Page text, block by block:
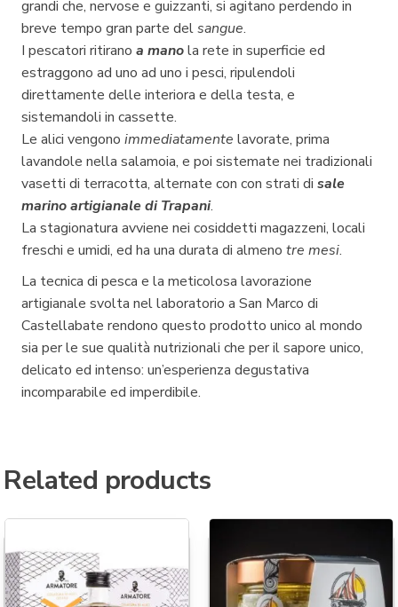
grandi che, nervose e guizzanti, si agitano perdendo in
breve tempo gran parte delsangue.
I pescatori ritiranoa manola rete in superficie ed
estraggono ad uno ad uno i pesci, ripulendoli
direttamente delle interiora e della testa, e
sistemandoli in cassette.
Le alici vengonoimmediatamente lavorate, prima
lavandole nella salamoia, e poi sistemate nei tradizionali
vasetti di terracotta, alternate con con strati disale
marino artigianale di Trapani.
La stagionatura avviene nei cosiddetti magazzeni, locali
freschi e umidi, ed ha una durata di almenotre mesi.
La tecnica di pesca e la meticolosa lavorazione
artigianale svolta nel laboratorio a San Marco di
Castellabate rendono questo prodotto unico al mondo
sia per le sue qualità nutrizionali che per il sapore unico,
delicato ed intenso: un’esperienza degustativa
incomparabile ed imperdibile.
Related products